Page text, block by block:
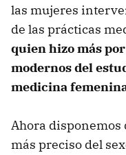
las mujeres
de las prácticas
quien hizo más
modernos del
medicina
Ahora
más preciso del